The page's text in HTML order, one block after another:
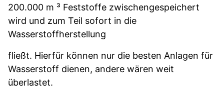
200.000 m ³ Feststoffe zwischengespeichert
wird und zum Teil sofort in die
Wasserstoffherstellung
fließt. Hierfür können nur die besten Anlagen für
Wasserstoff dienen, andere wären weit
überlastet.